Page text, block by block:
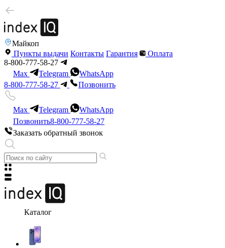
Майкоп
Пункты выдачи Контакты Гарантия
Оплата
8-800-777-58-27
Max
Telegram
WhatsApp
8-800-777-58-27
Позвонить
Max Telegram
WhatsApp
Позвонить8-800-777-58-27
Заказать обратный звонок
Каталог